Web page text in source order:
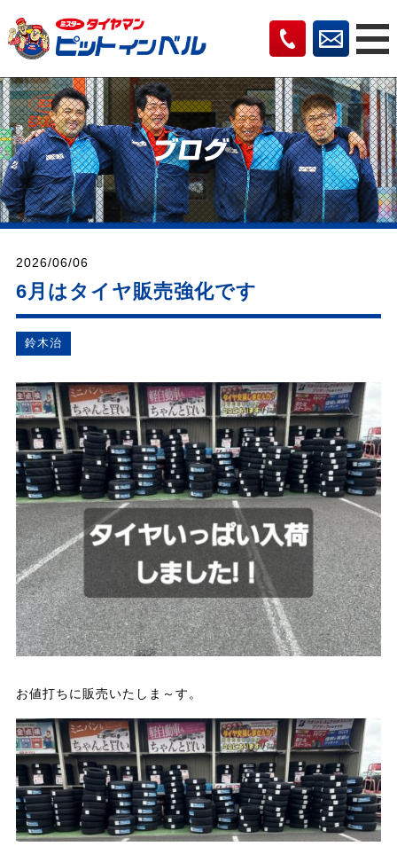
2026/06/06
6月はタイヤ販売強化です
鈴⽊治
お値打ちに販売いたしま～す。